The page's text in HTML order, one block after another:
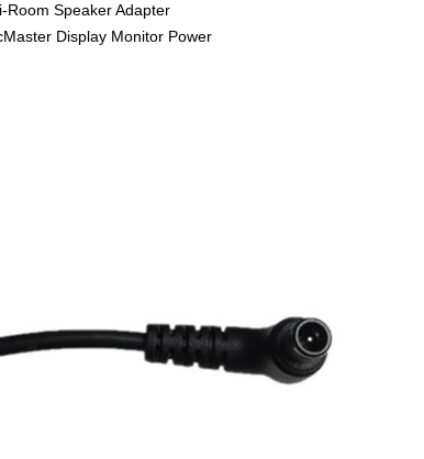
Room Speaker Adapter
Display Monitor Power